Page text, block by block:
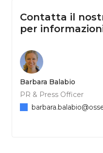
Contatta il
per
Barbara Balabio
PR & Press Officer